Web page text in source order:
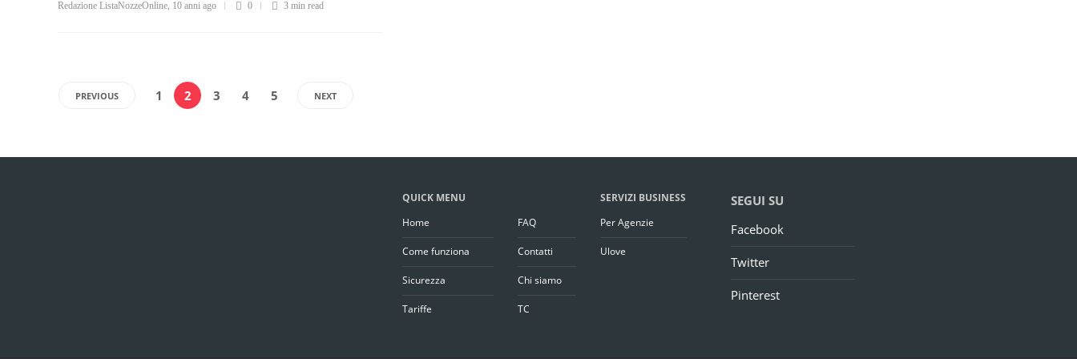
Redazione ListaNozzeOnline, 10 anni ago 0 3 min read
PREVIOUS 1 2 3 4 5 NEXT
QUICK MENU
Home
Come funziona
Sicurezza
Tariffe
FAQ
Contatti
Chi siamo
TC
SERVIZI BUSINESS
Per Agenzie
Ulove
SEGUI SU
Facebook
Twitter
Pinterest